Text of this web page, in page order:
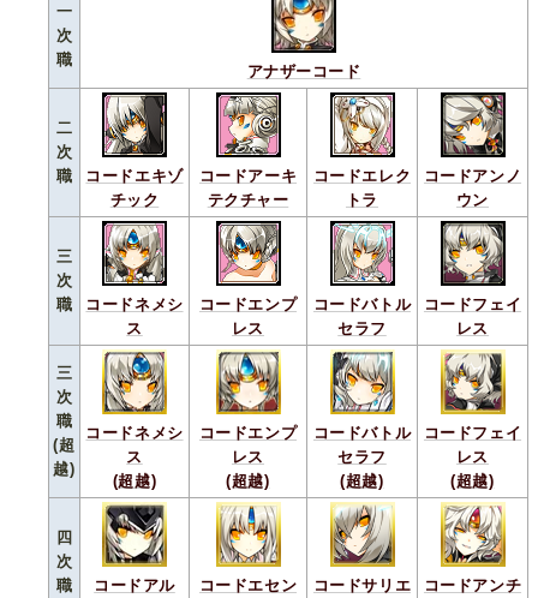
一
次
職
アナザーコード
二
次
職
コードエキゾ
チック
コードアーキ
テクチャー
コードエレク
トラ
コードアンノ
ウン
三
次
職
コードネメシ
ス
コードエンプ
レス
コードバトル
セラフ
コードフェイ
レス
三
次
職
(超
越)
コードネメシ
ス
(超越)
コードエンプ
レス
(超越)
コードバトル
セラフ
(超越)
コードフェイ
レス
(超越)
四
次
職
コードアル
コードエセン
コードサリエ
コードアンチ